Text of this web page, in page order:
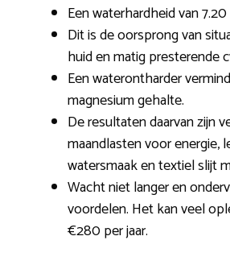
Een waterhardheid van
Dit is de oorsprong van
huid en matig presterende
Een waterontharder
magnesium gehalte.
De resultaten daarvan zijn
maandlasten voor energie,
watersmaak en textiel slijt
Wacht niet langer en
voordelen. Het kan veel
€280 per jaar.